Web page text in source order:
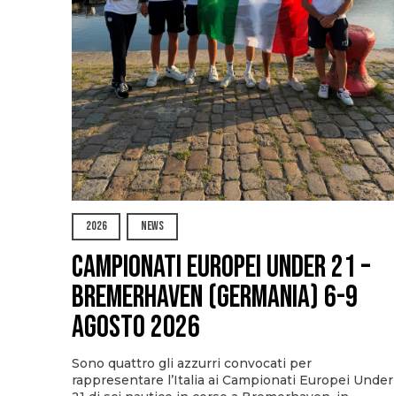
2026 NEWS
Campionati Europei Under 21 –
Bremerhaven (Germania) 6-9
agosto 2026
Sono quattro gli azzurri convocati per
rappresentare l’Italia ai Campionati Europei Under